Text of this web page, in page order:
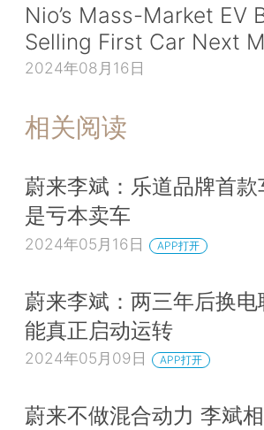
Nio’s Mass-Market EV
Selling First Car Next
2024年08月16日
相关阅读
蔚来李斌：乐道品牌首款
是亏本卖车
2024年05月16日 APP打开
蔚来李斌：两三年后换电
能真正启动运转
2024年05月09日 APP打开
蔚来不做混合动力 李斌